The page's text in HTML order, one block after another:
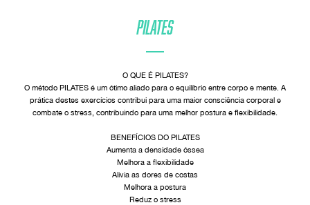
PILATES
O QUE É PILATES?
O método PILATES é um ótimo aliado para o equilíbrio entre corpo e mente. A
prática destes exercícios contribui para uma maior consciência corporal e
combate o stress, contribuindo para uma melhor postura e flexibilidade.
BENEFÍCIOS DO PILATES
Aumenta a densidade óssea
Melhora a flexibilidade
Alivia as dores de costas
Melhora a postura
Reduz o stress